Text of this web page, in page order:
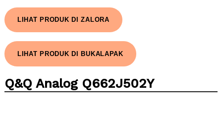
LIHAT PRODUK DI ZALORA
LIHAT PRODUK DI BUKALAPAK
Q&Q Analog Q662J502Y